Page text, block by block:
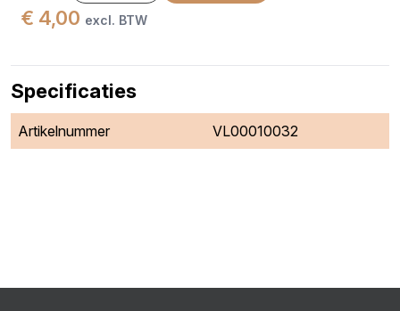
€ 4,00 excl. BTW
Specificaties
Artikelnummer VL00010032